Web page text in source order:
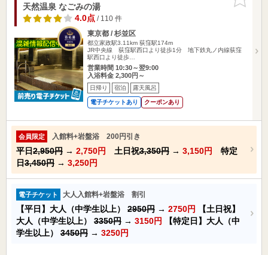
りに追加
天然温泉 なごみの湯
4.0点/ 110 件
東京都 / 杉並区
都立家政駅3.11km 荻窪駅174m
JR中央線 荻窪駅西口より徒歩1分 地下鉄丸ノ内線荻窪
駅西口より徒歩…
営業時間 10:30～翌9:00
入浴料金 2,300円～
日帰り 宿泊 露天風呂
電子チケットあり クーポンあり
会員限定 入館料+岩盤浴 200円引き
平日2,950円 → 2,750円 土日祝3,350円 → 3,150円
特定
日3,450円 → 3,250円
電子チケット 大人入館料+岩盤浴 割引
【平日】大人（中学生以上） 2950円 → 2750円
【土日祝】
大人（中学生以上） 3350円 → 3150円
【特定日】大人（中
学生以上） 3450円 → 3250円